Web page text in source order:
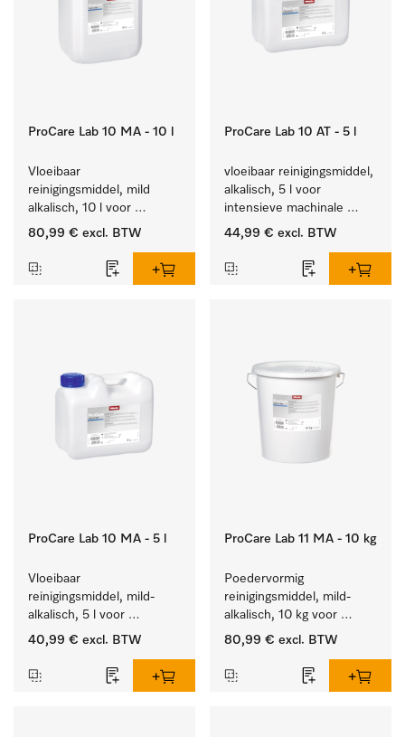
ProCare Lab 10 MA - 10 l
Vloeibaar
reinigingsmiddel, mild
alkalisch, 10 l voor
materiaalbesparende,
laboratoriumglasw. en -
80,99 € excl. BTW
ProCare Lab 10 AT - 5 l
vloeibaar reinigingsmiddel,
alkalisch, 5 l voor
intensieve machinale
reiniging van
gerei.
44,99 € excl. BTW
ProCare Lab 10 MA - 5 l
Vloeibaar
reinigingsmiddel, mild-
alkalisch, 5 l voor
materiaalbesparende,
laboratoriumglasw. en -
40,99 € excl. BTW
ProCare Lab 11 MA - 10 kg
Poedervormig
reinigingsmiddel, mild-
alkalisch, 10 kg voor
materiaalbesparende,
laboratoriumglasw. en -
80,99 € excl. BTW